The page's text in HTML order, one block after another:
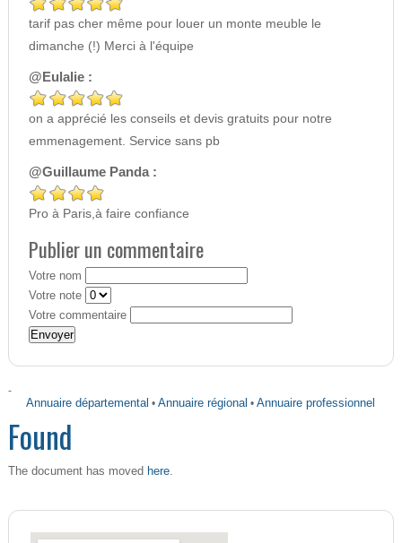
tarif pas cher même pour louer un monte meuble le
dimanche (!) Merci à l'équipe
@Eulalie :
on a apprécié les conseils et devis gratuits pour notre
emmenagement. Service sans pb
@Guillaume Panda :
Pro à Paris,à faire confiance
Publier un commentaire
Votre nom
Votre note
Votre commentaire
-
Annuaire départemental •Annuaire régional •Annuaire professionnel
Found
The document has moved here.